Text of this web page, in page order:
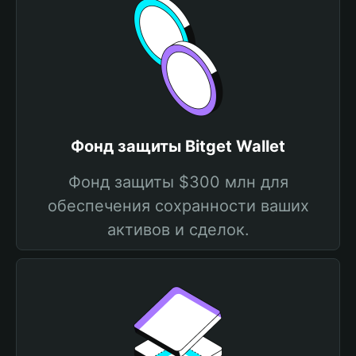
Фонд защиты Bitget Wallet
Фонд защиты $300 млн для
обеспечения сохранности ваших
активов и сделок.